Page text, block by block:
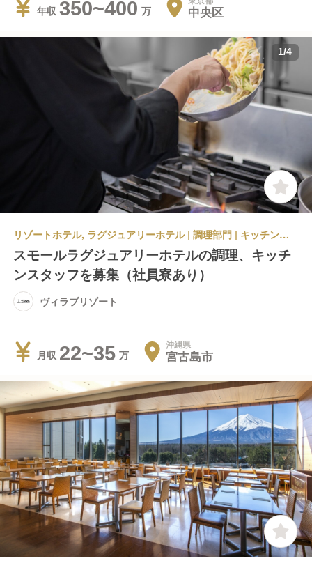
年収 350~400 中央区
1/4
リゾートホテル, ラグジュアリーホテル | 調理部門 | キッチンスタッフ | ヴィラブリゾート
スモールラグジュアリーホテルの調理、キッチ
ンスタッフを募集（社員寮あり）
ヴィラブリゾート
月収 22~35 沖縄県
宮古島市